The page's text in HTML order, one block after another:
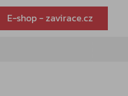
E-shop - zavirace.cz